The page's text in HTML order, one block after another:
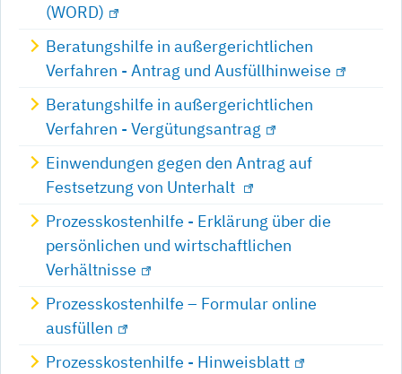
(WORD)
Beratungshilfe in außergerichtlichen
Verfahren - Antrag und Ausfüllhinweise
Beratungshilfe in außergerichtlichen
Verfahren - Vergütungsantrag
Einwendungen gegen den Antrag auf
Festsetzung von Unterhalt
Prozesskostenhilfe - Erklärung über die
persönlichen und wirtschaftlichen
Verhältnisse
Prozesskosten­hilfe – Formular online
ausfüllen
Prozesskostenhilfe - Hinweisblatt